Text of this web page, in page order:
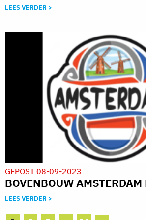
LEES VERDER >
GEPOST 08-09-2023
BOVENBOUW AMSTERDAM
LEES VERDER >